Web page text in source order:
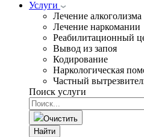
Услуги
Лечение алкоголизма
Лечение наркомании
Реабилитационный
Вывод из запоя
Кодирование
Наркологическая
Частный
Поиск услуги
Очистить
Найти